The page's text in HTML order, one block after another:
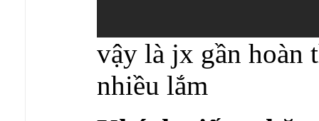
vậy là jx gần hoàn
nhiều lắm